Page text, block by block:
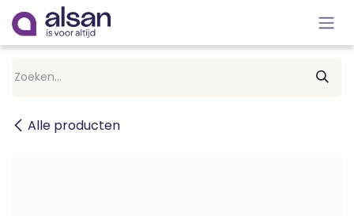
Overslaan naar inhoud
Alle producten